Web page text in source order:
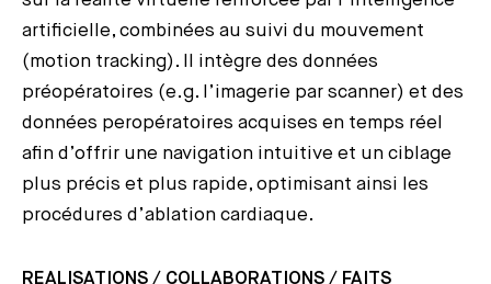
artificielle, combinées au suivi du mouvement
(motion tracking). Il intègre des données
préopératoires (e.g. l’imagerie par scanner) et des
données peropératoires acquises en temps réel
afin d’offrir une navigation intuitive et un ciblage
plus précis et plus rapide, optimisant ainsi les
procédures d’ablation cardiaque.
REALISATIONS / COLLABORATIONS / FAITS